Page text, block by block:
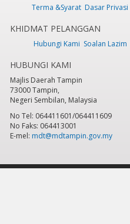
Terma &Syarat Dasar Privasi
KHIDMAT PELANGGAN
Hubungi Kami Soalan Lazim
HUBUNGI KAMI
Majlis Daerah Tampin
73000 Tampin,
Negeri Sembilan, Malaysia
No Tel: 064411601/064411609
No Faks: 064413001
E-mel: mdt@mdtampin.gov.my